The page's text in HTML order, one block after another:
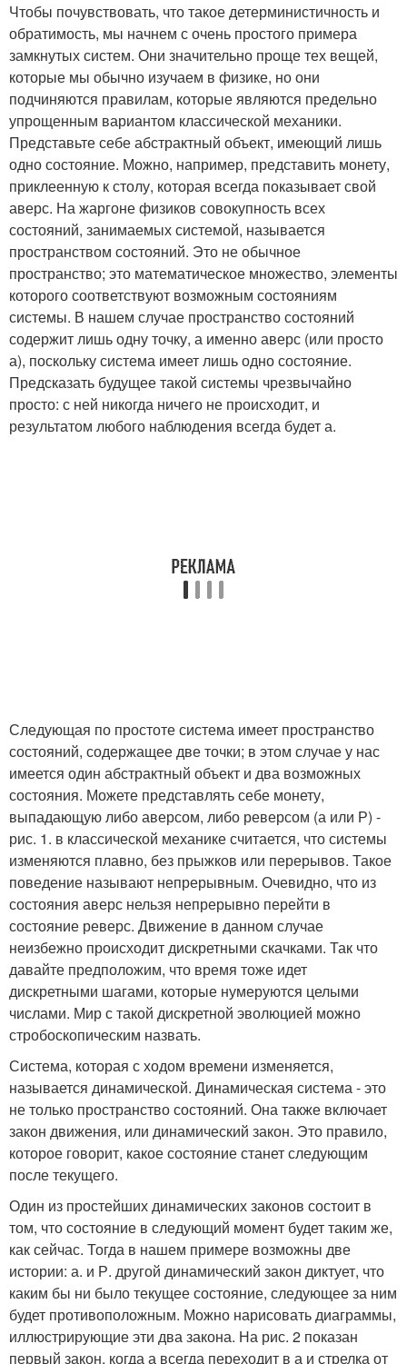
Чтобы почувствовать, что такое детерминистичность и
обратимость, мы начнем с очень простого примера
замкнутых систем. Они значительно проще тех вещей,
которые мы обычно изучаем в физике, но они
подчиняются правилам, которые являются предельно
упрощенным вариантом классической механики.
Представьте себе абстрактный объект, имеющий лишь
одно состояние. Можно, например, представить монету,
приклеенную к столу, которая всегда показывает свой
аверс. На жаргоне физиков совокупность всех
состояний, занимаемых системой, называется
пространством состояний. Это не обычное
пространство; это математическое множество, элементы
которого соответствуют возможным состояниям
системы. В нашем случае пространство состояний
содержит лишь одну точку, а именно аверс (или просто
а), поскольку система имеет лишь одно состояние.
Предсказать будущее такой системы чрезвычайно
просто: с ней никогда ничего не происходит, и
результатом любого наблюдения всегда будет а.
Следующая по простоте система имеет пространство
состояний, содержащее две точки; в этом случае у нас
имеется один абстрактный объект и два возможных
состояния. Можете представлять себе монету,
выпадающую либо аверсом, либо реверсом (а или Р) -
рис. 1. в классической механике считается, что системы
изменяются плавно, без прыжков или перерывов. Такое
поведение называют непрерывным. Очевидно, что из
состояния аверс нельзя непрерывно перейти в
состояние реверс. Движение в данном случае
неизбежно происходит дискретными скачками. Так что
давайте предположим, что время тоже идет
дискретными шагами, которые нумеруются целыми
числами. Мир с такой дискретной эволюцией можно
стробоскопическим назвать.
Система, которая с ходом времени изменяется,
называется динамической. Динамическая система - это
не только пространство состояний. Она также включает
закон движения, или динамический закон. Это правило,
которое говорит, какое состояние станет следующим
после текущего.
Один из простейших динамических законов состоит в
том, что состояние в следующий момент будет таким же,
как сейчас. Тогда в нашем примере возможны две
истории: а. и Р. другой динамический закон диктует, что
каким бы ни было текущее состояние, следующее за ним
будет противоположным. Можно нарисовать диаграммы,
иллюстрирующие эти два закона. На рис. 2 показан
первый закон, когда а всегда переходит в а и стрелка от